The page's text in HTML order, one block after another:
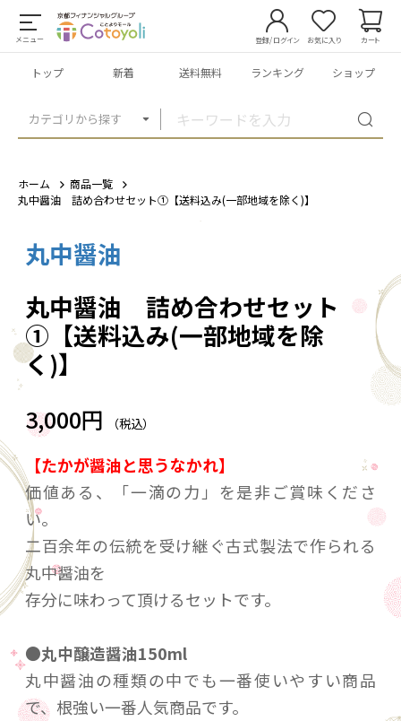
メニュー
カテゴリから探す
登録/ログイン お気に入り カート
トップ 新着 送料無料 ランキング ショップ
ホーム
商品一覧
丸中醤油 詰め合わせセット①【送料込み(一部地域を除く)】
丸中醤油
丸中醤油 詰め合わせセット
①【送料込み(一部地域を除
く)】
3,000円 （税込）
【たかが醤油と思うなかれ】
価値ある、「一滴の力」を是非ご賞味くださ
い。
二百余年の伝統を受け継ぐ古式製法で作られる
丸中醤油を
存分に味わって頂けるセットです。
●丸中醸造醤油150ml
丸中醤油の種類の中でも一番使いやすい商品
で、根強い一番人気商品です。